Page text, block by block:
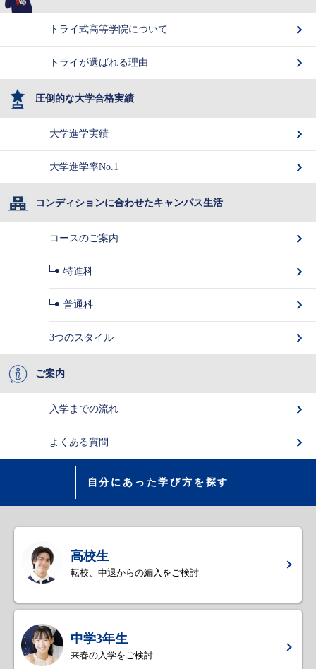
トライ式高等学院について
トライが選ばれる理由
圧倒的な大学合格実績
大学進学実績
大学進学率No.1
コンディションに合わせたキャンパス生活
コースのご案内
特進科
普通科
3つのスタイル
ご案内
入学までの流れ
よくある質問
自分にあった学び方を探す
高校生
転校、中退からの編入をご検討
中学3年生
来春の入学をご検討